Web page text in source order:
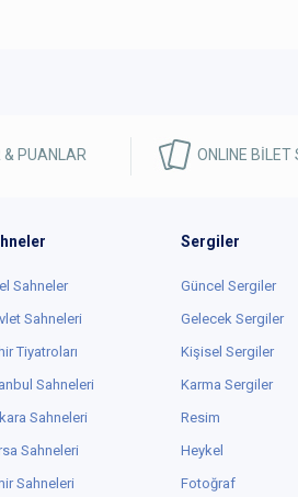
& PUANLAR ONLINE BİLET
Sahneler
Sahneleri
Tiyatroları
Sahneleri
Sahneleri
Sahneleri
Sahneleri
Sergiler
Güncel Sergiler
Gelecek Sergiler
Kişisel Sergiler
Karma Sergiler
Resim
Heykel
Fotoğraf